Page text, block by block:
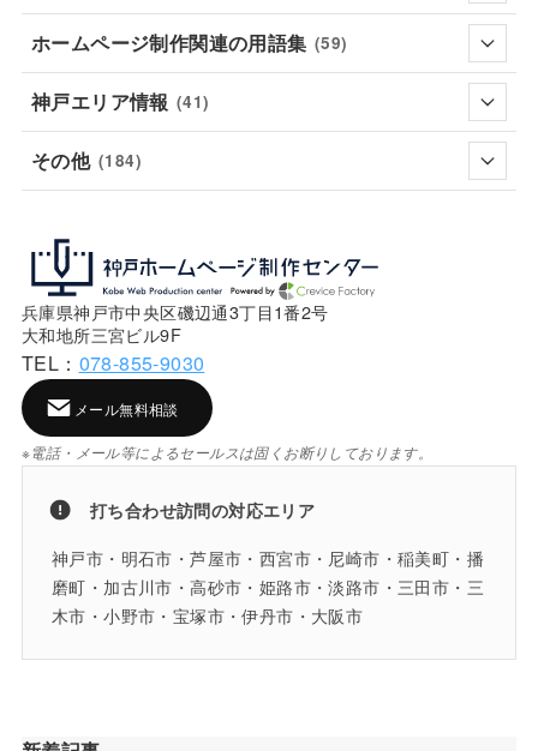
ホームページ制作関連の用語集 (59)
神戸エリア情報 (41)
その他 (184)
兵庫県神戸市中央区磯辺通3丁目1番2号
大和地所三宮ビル9F
TEL： 078-855-9030
メール無料相談
※電話・メール等によるセールスは固くお断りしております。
打ち合わせ訪問の対応エリア
神戸市・明石市・芦屋市・西宮市・尼崎市・稲美町・播
磨町・加古川市・高砂市・姫路市・淡路市・三田市・三
木市・小野市・宝塚市・伊丹市・大阪市